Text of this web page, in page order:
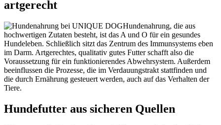
artgerecht
Hundenahrung, die aus
hochwertigen Zutaten besteht, ist das A und O für ein gesundes
Hundeleben. Schließlich sitzt das Zentrum des Immunsystems eben
im Darm. Artgerechtes, qualitativ gutes Futter schafft also die
Voraussetzung für ein funktionierendes Abwehrsystem. Außerdem
beeinflussen die Prozesse, die im Verdauungstrakt stattfinden und
die durch Ernährung gesteuert werden, auch auf das Verhalten der
Tiere.
Hundefutter aus sicheren Quellen